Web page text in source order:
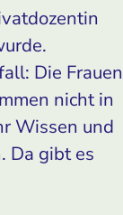
Die Frauen
nicht in
Wissen und
Da gibt es